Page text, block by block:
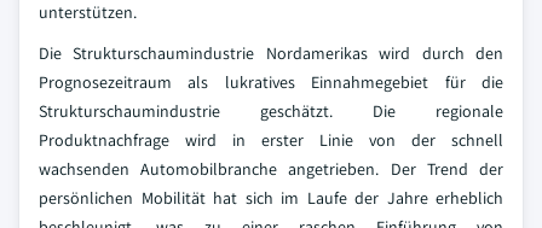
unterstützen.
Die Strukturschaumindustrie Nordamerikas wird durch den
Prognosezeitraum als lukratives Einnahmegebiet für die
Strukturschaumindustrie geschätzt. Die regionale
Produktnachfrage wird in erster Linie von der schnell
wachsenden Automobilbranche angetrieben. Der Trend der
persönlichen Mobilität hat sich im Laufe der Jahre erheblich